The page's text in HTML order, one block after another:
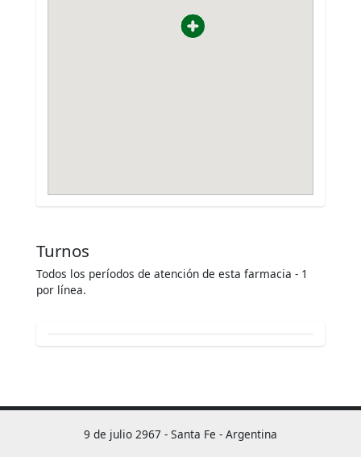
Turnos
Todos los períodos de atención de esta farmacia - 1
por línea.
9 de julio 2967 - Santa Fe - Argentina